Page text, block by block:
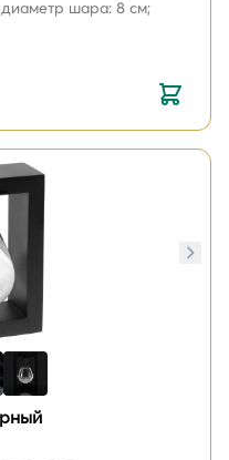
диаметр шара: 8 см;